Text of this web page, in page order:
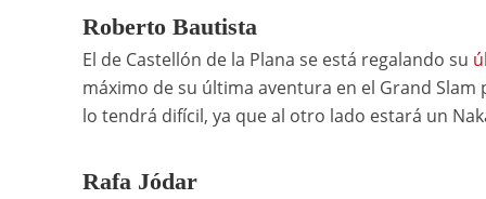
Roberto Bautista
El de Castellón de la Plana se está regalando su
máximo de su última aventura en el Grand
lo tendrá difícil, ya que al otro lado estará un
Rafa Jódar